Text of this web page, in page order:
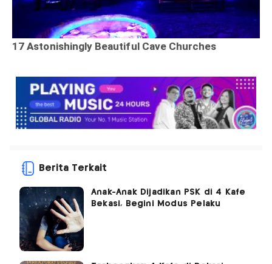
Berita Terkait
Anak-Anak Dijadikan PSK di 4 Kafe
Bekasi, Begini Modus Pelaku